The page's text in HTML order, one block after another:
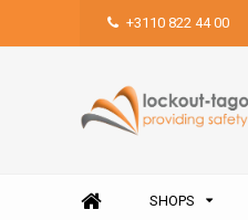
+3110 822 44 00
SHOPS